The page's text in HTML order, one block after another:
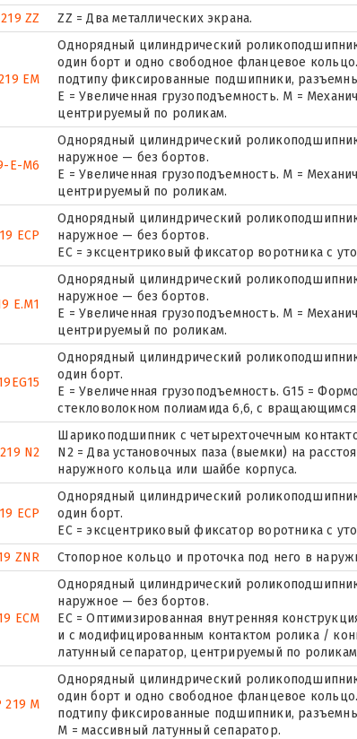
ZZ
ZZ = Два металлических экрана.
EM
Однорядный цилиндрический
один борт и одно свободное фланцевое
подтипу фиксированные подшипники,
E = Увеличенная грузоподъемность. М =
центрируемый по роликам.
E-M6
Однорядный цилиндрический
наружное — без бортов.
E = Увеличенная грузоподъемность. М =
центрируемый по роликам.
ECP
Однорядный цилиндрический
наружное — без бортов.
ЕС = эксцентриковый фиксатор воротника с
E.M1
Однорядный цилиндрический
наружное — без бортов.
E = Увеличенная грузоподъемность. М =
центрируемый по роликам.
Однорядный цилиндрический
один борт.
E = Увеличенная грузоподъемность. G15 =
стекловолокном полиамида 6,6, с
N2
Шарикоподшипник с четырехточечным
N2 = Два установочных паза (выемки) на
наружного кольца или шайбе корпуса.
ECP
Однорядный цилиндрический
один борт.
ЕС = эксцентриковый фиксатор воротника с
ZNR
Стопорное кольцо и проточка под него в
ECM
Однорядный цилиндрический
наружное — без бортов.
EC = Оптимизированная внутренняя
и с модифицированным контактом ролика /
латунный сепаратор, центрируемый по
219 M
Однорядный цилиндрический
один борт и одно свободное фланцевое
подтипу фиксированные подшипники,
M = массивный латунный сепаратор.